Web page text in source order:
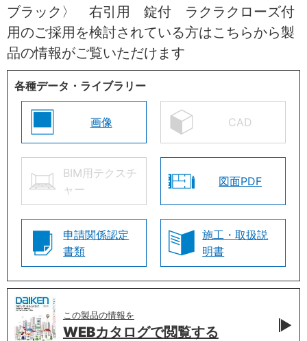
ブラック〉 右引用 錠付 ラクラクローズ付
用のご採用を検討されている方はこちらから製
品の情報がご覧いただけます
各種データ・ライブラリー
画像 CAD
BIM用テクスチ
ャー
図面PDF
申請関係認定
書類
施工・取扱説
明書
この製品の情報を
WEBカタログで閲覧する